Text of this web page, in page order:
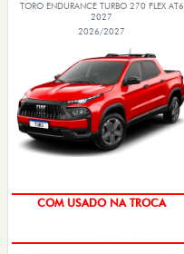
TORO ENDURANCE TURBO 270 FLEX AT6
2027
2026/2027
COM USADO NA TROCA